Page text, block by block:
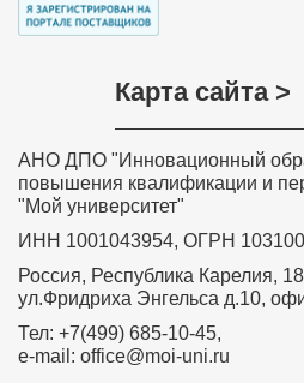
Карта сайта >
АНО ДПО "Инновационный
повышения квалификации и
"Мой университет"
ИНН 1001043954, ОГРН
Россия, Республика Карелия,
ул.Фридриха Энгельса д.10,
Тел: +7(499) 685-10-45,
e-mail: office@moi-uni.ru